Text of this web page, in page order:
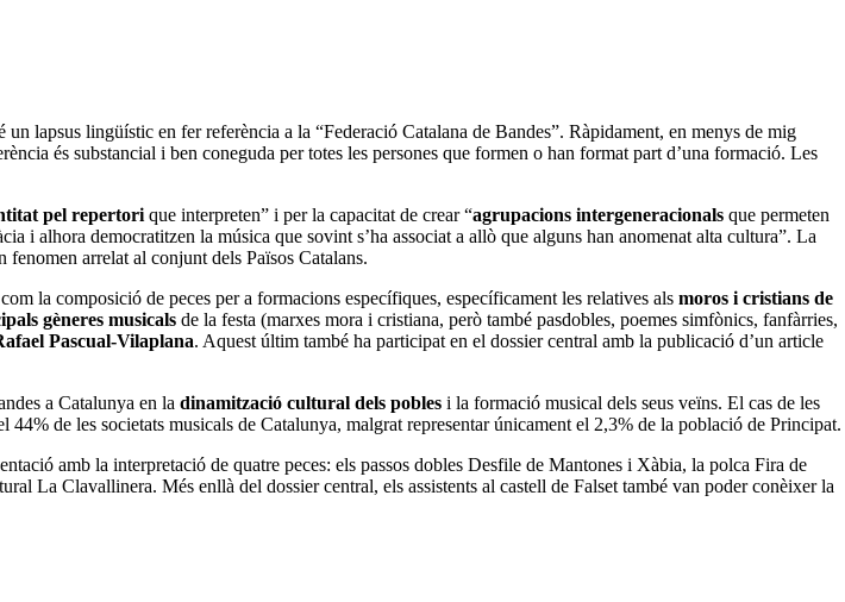
un lapsus lingüístic en fer referència a la “Federació Catalana de Bandes”. Ràpidament, en menys de mig
és substancial i ben coneguda per totes les persones que formen o han format part d’una formació. Les
pel repertorique interpreten” i per la capacitat de crear “agrupacions intergeneracionals que permeten
i alhora democratitzen la música que sovint s’ha associat a allò que alguns han anomenat alta cultura”. La
arrelat al conjunt dels Països Catalans.
la composició de peces per a formacions específiques, específicament les relatives als moros i cristians de
gèneres musicals de la festa (marxes mora i cristiana, però també pasdobles, poemes simfònics, fanfàrries,
Pascual-Vilaplana. Aquest últim també ha participat en el dossier central amb la publicació d’un article
a Catalunya en la dinamització cultural dels pobles i la formació musical dels seus veïns. El cas de les
44% de les societats musicals de Catalunya, malgrat representar únicament el 2,3% de la població de Principat.
amb la interpretació de quatre peces: els passos dobles Desfile de Mantones i Xàbia, la polca Fira de
La Clavallinera. Més enllà del dossier central, els assistents al castell de Falset també van poder conèixer la